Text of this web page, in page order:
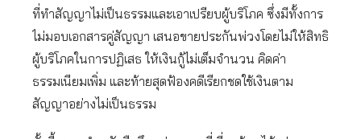
ที่ทำสัญญาไม่เป็นธรรมและเอาเปรียบผู้บริโภค ซึ่งมีทั้งการ
ไม่มอบเอกสารคู่สัญญา เสนอขายประกันพ่วงโดยไม่ให้สิทธิ
ผู้บริโภคในการปฏิเสธ ให้เงินกู้ไม่เต็มจำนวน คิดค่า
ธรรมเนียมเพิ่ม และท้ายสุดฟ้องคดีเรียกชดใช้เงินตาม
สัญญาอย่างไม่เป็นธรรม